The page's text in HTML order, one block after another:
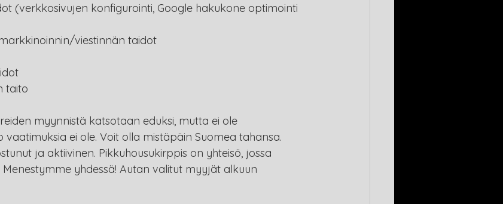
(verkkosivujen konfigurointi, Google hakukone optimointi
viestinnän taidot
taito
myynnistä katsotaan eduksi, mutta ei ole
ei ole. Voit olla mistäpäin Suomea tahansa.
ja aktiivinen. Pikkuhousukirppis on yhteisö, jossa
yhdessä! Autan valitut myyjät alkuun